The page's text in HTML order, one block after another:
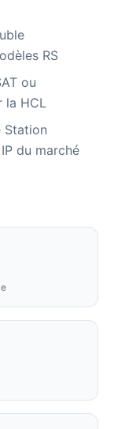
RS
ou
la HCL
du marché